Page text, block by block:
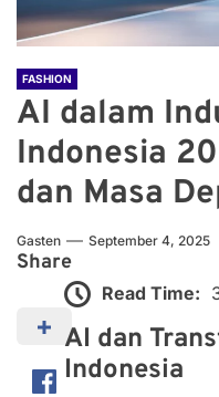
FASHION
AI dalam
Indonesia
dan Masa
Gasten September 4, 2025
Share
Read Time:
AI dan
Indonesia